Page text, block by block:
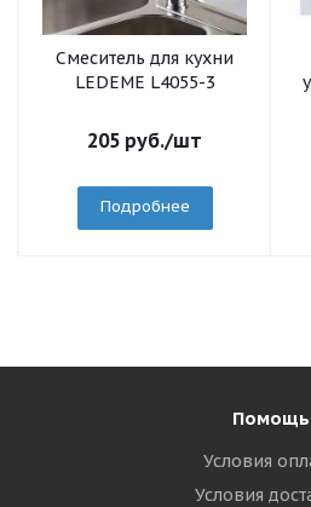
Смеситель для кухни
LEDEME L4055-3
205 руб./шт
Подробнее
Помощь
Условия
Условия